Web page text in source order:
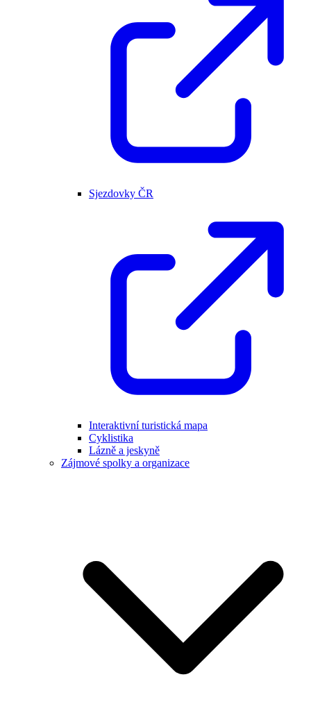
Sjezdovky ČR
Interaktivní turistická mapa
Cyklistika
Lázně a jeskyně
Zájmové spolky a organizace